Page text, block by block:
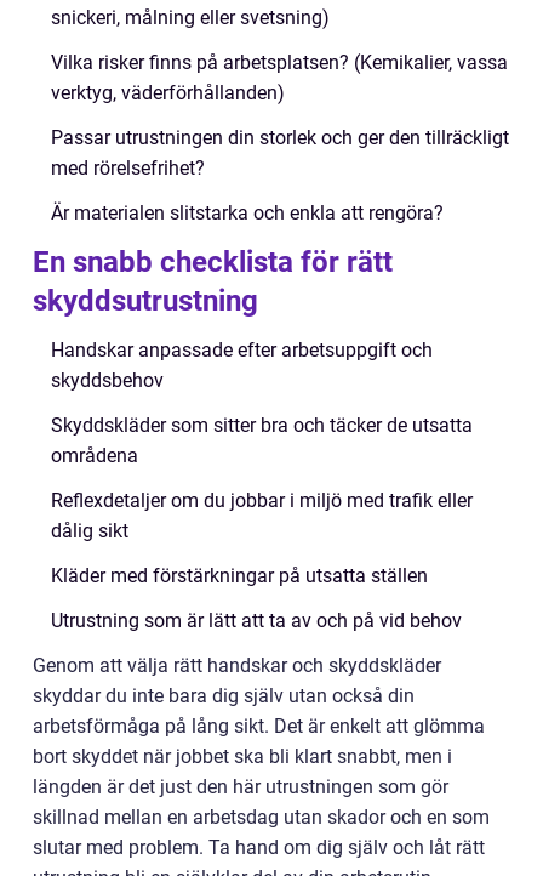
snickeri, målning eller svetsning)
Vilka risker finns på arbetsplatsen? (Kemikalier, vassa
verktyg, väderförhållanden)
Passar utrustningen din storlek och ger den tillräckligt
med rörelsefrihet?
Är materialen slitstarka och enkla att rengöra?
En snabb checklista för rätt
skyddsutrustning
Handskar anpassade efter arbetsuppgift och
skyddsbehov
Skyddskläder som sitter bra och täcker de utsatta
områdena
Reflexdetaljer om du jobbar i miljö med trafik eller
dålig sikt
Kläder med förstärkningar på utsatta ställen
Utrustning som är lätt att ta av och på vid behov
Genom att välja rätt handskar och skyddskläder
skyddar du inte bara dig själv utan också din
arbetsförmåga på lång sikt. Det är enkelt att glömma
bort skyddet när jobbet ska bli klart snabbt, men i
längden är det just den här utrustningen som gör
skillnad mellan en arbetsdag utan skador och en som
slutar med problem. Ta hand om dig själv och låt rätt